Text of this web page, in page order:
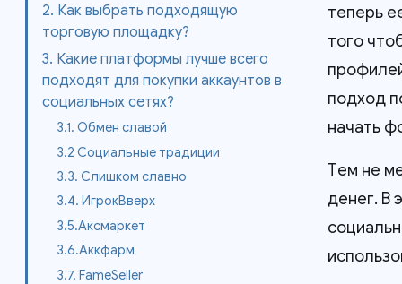
2. Как выбрать подходящую
торговую площадку?
3. Какие платформы лучше всего
подходят для покупки аккаунтов в
социальных сетях?
3.1. Обмен славой
3.2 Социальные традиции
3.3. Слишком славно
3.4. ИгрокВверх
3.5.Аксмаркет
3.6.Аккфарм
3.7. FameSeller
теперь
того
подход
начать
Тем не
денег. В